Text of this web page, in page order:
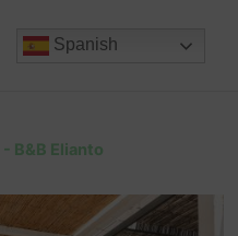
Spanish
- B&B Elianto